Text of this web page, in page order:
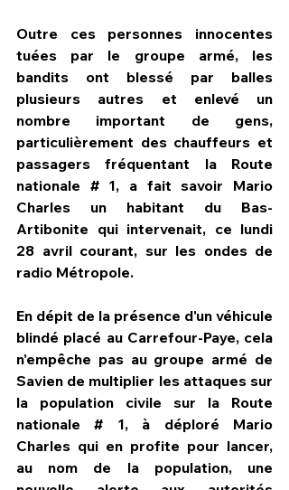
Outre ces personnes innocentes
tuées par le groupe armé, les
bandits ont blessé par balles
plusieurs autres et enlevé un
nombre important de gens,
particulièrement des chauffeurs et
passagers fréquentant la Route
nationale # 1, a fait savoir Mario
Charles un habitant du Bas-
Artibonite qui intervenait, ce lundi
28 avril courant, sur les ondes de
radio Métropole.
En dépit de la présence d'un véhicule
blindé placé au Carrefour-Paye, cela
n'empêche pas au groupe armé de
Savien de multiplier les attaques sur
la population civile sur la Route
nationale # 1, à déploré Mario
Charles qui en profite pour lancer,
au nom de la population, une